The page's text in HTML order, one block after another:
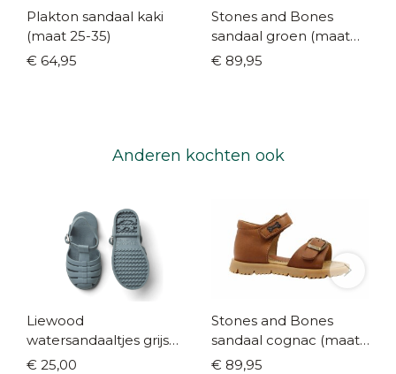
Plakton sandaal kaki
(maat 25-35)
€ 64,95
Stones and Bones
sandaal groen (maat
21-29)
€ 89,95
Anderen kochten ook
Liewood
watersandaaltjes grijs
blauw (maat 19-32)
€ 25,00
Stones and Bones
sandaal cognac (maat
21-29)
€ 89,95